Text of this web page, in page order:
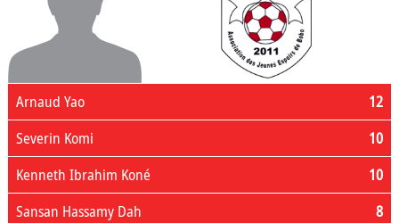
12
Arnaud Yao
10
Severin Komi
10
Kenneth Ibrahim Koné
8
Sansan Hassamy Dah